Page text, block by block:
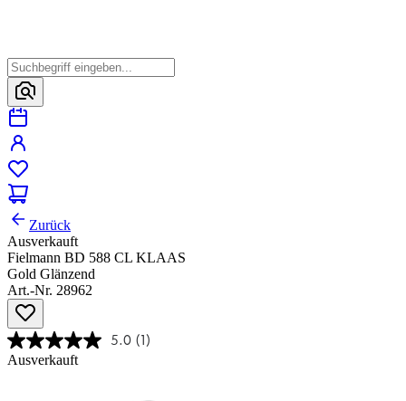
Zurück
Ausverkauft
Fielmann BD 588 CL KLAAS
Gold Glänzend
Art.-Nr. 28962
5.0 (1)
Ausverkauft